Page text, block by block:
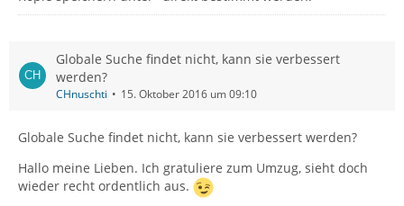
Globale Suche findet nicht, kann sie verbessert
werden?
CHnuschti 15. Oktober 2016 um 09:10
Globale Suche findet nicht, kann sie verbessert werden?
Hallo meine Lieben. Ich gratuliere zum Umzug, sieht doch
wieder recht ordentlich aus.